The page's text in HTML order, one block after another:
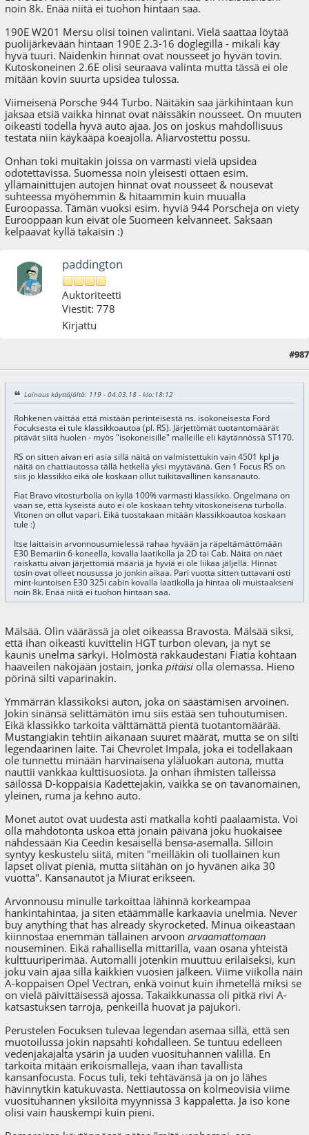
noin 8k. Enää niitä ei tuohon hintaan saa.
190E W201 Mersu olisi toinen valintani. Vielä saattaa löytää
puolijärkevään hintaan 190E 2.3-16 doglegillä - mikäli käy
hyvä tuuri. Näidenkin hinnat ovat nousseet jo hyvän tovin.
Kutoskoneinen 2.6E olisi seuraava valinta mutta tässä ei ole
mitään kovin suurta upsidea tulossa.
Viimeisenä Porsche 944 Turbo. Näitäkin saa järkihintaan kun
jaksaa etsiä vaikka hinnat ovat näissäkin nousseet. On muuten
oikeasti todella hyvä auto ajaa. Jos on joskus mahdollisuus
testata niin käykääpä koeajolla. Aliarvostettu possu.
Onhan toki muitakin joissa on varmasti vielä upsidea
odotettavissa. Suomessa noin yleisesti ottaen esim.
yllämainittujen autojen hinnat ovat nousseet & nousevat
suhteessa myöhemmin & hitaammin kuin muualla
Euroopassa. Tämän vuoksi esim. hyviä 944 Porscheja on viety
Eurooppaan kun eivät ole Suomeen kelvanneet. Saksaan
kelpaavat kyllä takaisin :)
paddington
Auktoriteetti
Viestit: 778
Kirjattu
#987
Lainaus käyttäjältä: 119 - 04.03.18 - klo:18:12
Rohkenen väittää että mistään perinteisestä ns. isokoneisesta Ford
Focuksesta ei tule klassikkoautoa (pl. RS). Järjettömät tuotantomäärät
pitävät siitä huolen - myös "isokoneisille" malleille eli käytännössä ST170.
RS on sitten aivan eri asia sillä näitä on valmistettukin vain 4501 kpl ja
näitä on chattiautossa tällä hetkellä yksi myytävänä. Gen 1 Focus RS on
siis jo klassikko eikä ole koskaan ollut tuikitavallinen kansanauto.
Fiat Bravo vitosturbolla on kyllä 100% varmasti klassikko. Ongelmana on
vaan se, että kyseistä auto ei ole koskaan tehty vitoskoneisena turbolla.
Vitonen on ollut vapari. Eikä tuostakaan mitään klassikkoautoa koskaan
tule :)
Itse laittaisin arvonnousumielessä rahaa hyvään ja räpeltämättömään
E30 Bemariin 6-koneella, kovalla laatikolla ja 2D tai Cab. Näitä on näet
raiskattu aivan järjettömiä määriä ja hyviä ei ole liikaa jäljellä. Hinnat
tosin ovat olleet nousussa jo jonkin aikaa. Pari vuotta sitten tuttavani osti
mint-kuntoisen E30 325i cabin kovalla laatikolla ja hintaa oli muistaakseni
noin 8k. Enää niitä ei tuohon hintaan saa.
Mälsää. Olin väärässä ja olet oikeassa Bravosta. Mälsää siksi,
että ihan oikeasti kuvittelin HGT turbon olevan, ja nyt se
kaunis unelma särkyi. Hölmöstä rakkaudestani Fiatia kohtaan
haaveilen näköjään jostain, jonkapitäisi olla olemassa. Hieno
pörinä silti vaparinakin.
Ymmärrän klassikoksi auton, joka on säästämisen arvoinen.
Jokin sinänsä selittämätön imu siis estää sen tuhoutumisen.
Eikä klassikko tarkoita välttämättä pientä tuotantomäärää.
Mustangiakin tehtiin aikanaan suuret määrät, mutta se on silti
legendaarinen laite. Tai Chevrolet Impala, joka ei todellakaan
ole tunnettu minään harvinaisena yläluokan autona, mutta
nauttii vankkaa kulttisuosiota. Ja onhan ihmisten talleissa
säilössä D-koppaisia Kadettejakin, vaikka se on tavanomainen,
yleinen, ruma ja kehno auto.
Monet autot ovat uudesta asti matkalla kohti paalaamista. Voi
olla mahdotonta uskoa että jonain päivänä joku huokaisee
nähdessään Kia Ceedin kesäisellä bensa-asemalla. Silloin
syntyy keskustelu siitä, miten "meilläkin oli tuollainen kun
lapset olivat pieniä, mutta siitähän on jo hyvänen aika 30
vuotta". Kansanautot ja Miurat erikseen.
Arvonnousu minulle tarkoittaa lähinnä korkeampaa
hankintahintaa, ja siten etäämmälle karkaavia unelmia. Never
buy anything that has already skyrocketed. Minua oikeastaan
kiinnostaa enemmän tällainen arvoonarvaamattomaan
nouseminen. Eikä rahallisella mittarilla, vaan osana yhteistä
kulttuuriperimää. Automalli jotenkin muuttuu erilaiseksi, kun
joku vain ajaa sillä kaikkien vuosien jälkeen. Viime viikolla näin
A-koppaisen Opel Vectran, enkä voinut kuin ihmetellä miksi se
on vielä päivittäisessä ajossa. Takaikkunassa oli pitkä rivi A-
katsastuksen tarroja, penkeillä huovat ja pajukori.
Perustelen Focuksen tulevaa legendan asemaa sillä, että sen
muotoilussa jokin napsahti kohdalleen. Se tuntuu edelleen
vedenjakajalta ysärin ja uuden vuosituhannen välillä. En
tarkoita mitään erikoismalleja, vaan ihan tavallista
kansanfocusta. Focus tuli, teki tehtävänsä ja on jo lähes
hävinnytkin katukuvasta. Nettiautossa on kolmeovisia viime
vuosituhannen yksilöitä myynnissä 3 kappaletta. Ja iso kone
olisi vain hauskempi kuin pieni.